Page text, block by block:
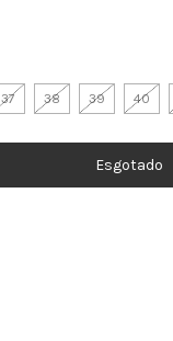
37 38 39 40